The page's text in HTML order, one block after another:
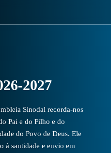
2027
Sinodal recorda-nos
Pai e do Filho e do
do Povo de Deus. Ele
à santidade e envio em